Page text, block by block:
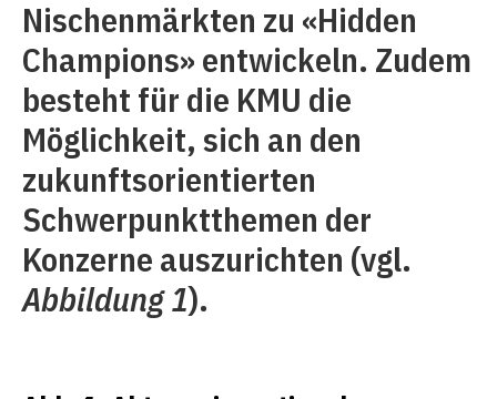
Nischenmärkten zu «Hidden
Champions» entwickeln. Zudem
besteht für die KMU die
Möglichkeit, sich an den
zukunftsorientierten
Schwerpunktthemen der
Konzerne auszurichten (vgl.
Abbildung 1).